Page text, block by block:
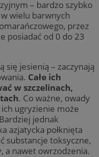
– bardzo szybko
wielu barwnych
przez
posiadać od 0 do 23
się jesienią – zaczynają
Całe ich
w szczelinach,
. Co ważne, owady
ugryzienie może
jednak
azjatycka połknięta
substancje toksyczne,
a nawet owrzodzenia.